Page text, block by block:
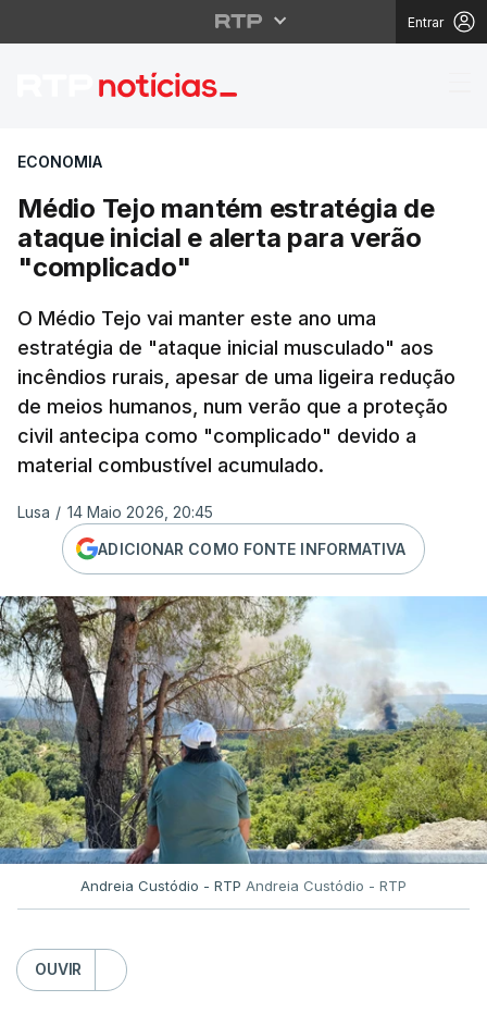
Entrar
Médio Tejo mantém
ECONOMIA
Médio Tejo mantém estratégia de
ataque inicial e alerta para verão
"complicado"
O Médio Tejo vai manter este ano uma
estratégia de "ataque inicial musculado" aos
incêndios rurais, apesar de uma ligeira redução
de meios humanos, num verão que a proteção
civil antecipa como "complicado" devido a
material combustível acumulado.
Lusa / 14 Maio 2026, 20:45
ADICIONAR COMO FONTE INFORMATIVA
Andreia Custódio - RTP Andreia Custódio - RTP
OUVIR